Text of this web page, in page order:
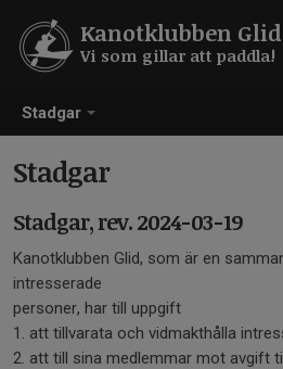
Stadgar
Kanotklubben Glid
Vi som gillar att paddla!
Stadgar
Stadgar, rev. 2024-03-19
Kanotklubben Glid, som är en
intresserade
personer, har till uppgift
1. att tillvarata och vidmakthålla
2. att till sina medlemmar mot avgift